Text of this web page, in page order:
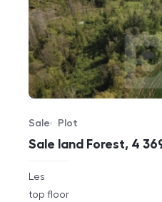
Sale land Forest, 4
Offer type
Sale
Property type
Plot
rozměry
disposition
Les
funkce
top floor